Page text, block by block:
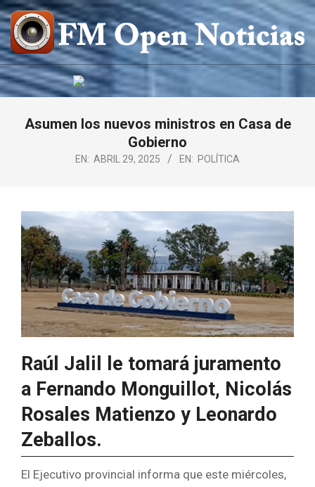
Saltar
al
contenido
FM
OPEN
NOTICIAS
Asumen los nuevos ministros en Casa de
Gobierno
EN: ABRIL 29, 2025 EN: POLÍTICA
Raúl Jalil le tomará juramento
a Fernando Monguillot, Nicolás
Rosales Matienzo y Leonardo
Zeballos.
El Ejecutivo provincial informa que este miércoles,